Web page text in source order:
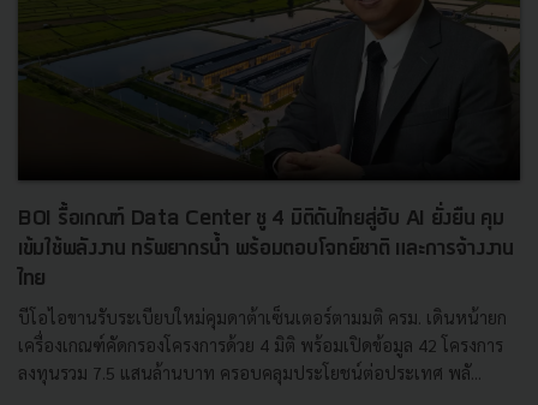
BOI รื้อเกณฑ์ Data Center ชู 4 มิติดันไทยสู่ฮับ AI ยั่งยืน คุม
เข้มใช้พลังงาน ทรัพยากรน้ำ พร้อมตอบโจทย์ชาติ และการจ้างงาน
ไทย
บีโอไอขานรับระเบียบใหม่คุมดาต้าเซ็นเตอร์ตามมติ ครม. เดินหน้ายก
เครื่องเกณฑ์คัดกรองโครงการด้วย 4 มิติ พร้อมเปิดข้อมูล 42 โครงการ
ลงทุนรวม 7.5 แสนล้านบาท ครอบคลุมประโยชน์ต่อประเทศ พลั...